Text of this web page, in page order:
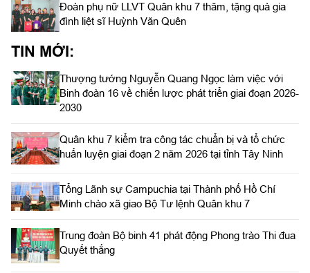
Đoàn phụ nữ LLVT Quân khu 7 thăm, tặng quà gia
đình liệt sĩ Huỳnh Văn Quên
TIN MỚI:
Thượng tướng Nguyễn Quang Ngọc làm việc với
Binh đoàn 16 về chiến lược phát triển giai đoạn 2026-
2030
Quân khu 7 kiểm tra công tác chuẩn bị và tổ chức
huấn luyện giai đoạn 2 năm 2026 tại tỉnh Tây Ninh
Tổng Lãnh sự Campuchia tại Thành phố Hồ Chí
Minh chào xã giao Bộ Tư lệnh Quân khu 7
Trung đoàn Bộ binh 41 phát động Phong trào Thi đua
Quyết thắng